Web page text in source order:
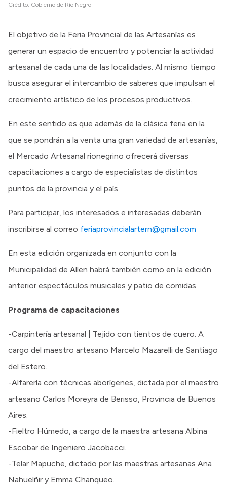
Crédito: Gobierno de Río Negro
El objetivo de la Feria Provincial de las Artesanías es
generar un espacio de encuentro y potenciar la actividad
artesanal de cada una de las localidades. Al mismo tiempo
busca asegurar el intercambio de saberes que impulsan el
crecimiento artístico de los procesos productivos.
En este sentido es que además de la clásica feria en la
que se pondrán a la venta una gran variedad de artesanías,
el Mercado Artesanal rionegrino ofrecerá diversas
capacitaciones a cargo de especialistas de distintos
puntos de la provincia y el país.
Para participar, los interesados e interesadas deberán
inscribirse al correo feriaprovincialartern@gmail.com
En esta edición organizada en conjunto con la
Municipalidad de Allen habrá también como en la edición
anterior espectáculos musicales y patio de comidas.
Programa de capacitaciones
-Carpintería artesanal | Tejido con tientos de cuero. A
cargo del maestro artesano Marcelo Mazarelli de Santiago
del Estero.
-Alfarería con técnicas aborígenes, dictada por el maestro
artesano Carlos Moreyra de Berisso, Provincia de Buenos
Aires.
-Fieltro Húmedo, a cargo de la maestra artesana Albina
Escobar de Ingeniero Jacobacci.
-Telar Mapuche, dictado por las maestras artesanas Ana
Nahuelñir y Emma Chanqueo.